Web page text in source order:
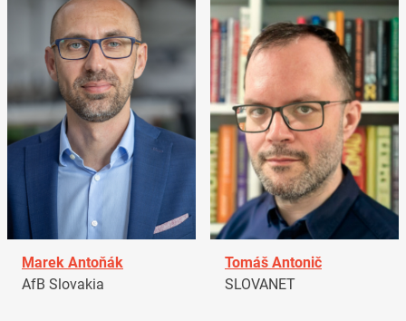
Marek Antoňák
AfB Slovakia
Tomáš Antonič
SLOVANET